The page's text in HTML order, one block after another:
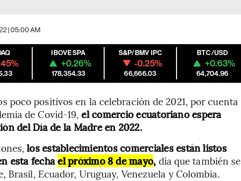
| 05:00 AM
IBOVESPA
+0.26%
178,354.33
S&P/BMV IPC
-0.25%
66,666.03
BTC/USD
+0.63%
64,704.96
poco positivos en la celebración de 2021, por cuenta
de Covid-19,el comercio ecuatoriano espera
del Día de la Madre en 2022.
los establecimientos comerciales están listos
esta fechael próximo 8 de mayo, día que también se
Brasil, Ecuador, Uruguay, Venezuela y Colombia.